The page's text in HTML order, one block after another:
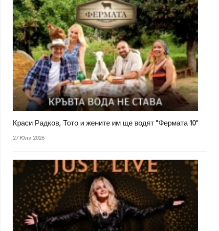
Краси Радков, Тото и жените им ще водят "Фермата 10"
27 Юли 2026